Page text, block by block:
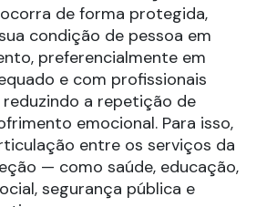
de forma protegida,
condição de pessoa em
preferencialmente em
e com profissionais
a repetição de
emocional. Para isso,
entre os serviços da
— como saúde, educação,
segurança pública e